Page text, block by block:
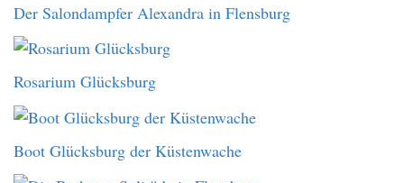
Der Salondampfer Alexandra in Flensburg
Rosarium Glücksburg
Boot Glücksburg der Küstenwache